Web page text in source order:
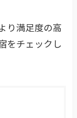
り満足度の高
をチェックし